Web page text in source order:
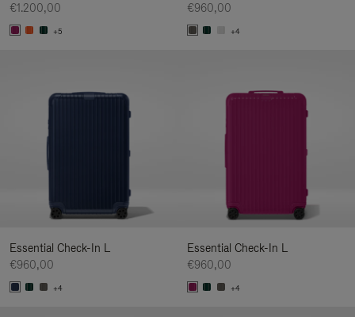
€1.200,00
+5
€960,00
+4
Essential Check-In L
€960,00
+4
Essential Check-In L
€960,00
+4